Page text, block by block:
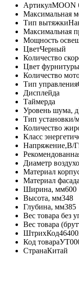
АртикулMOON
Максимальная
Тип вытяжки
Максимальная
Мощность
ЦветЧерный
Количество
Цвет фурнитуры
Количество
Тип управления
Дисплейда
Таймерда
Уровень шума,
Тип установки/
Количество
Класс
Напряжение,В/
Диаметр
Материал
Материал фасада
Ширина, мм600
Высота, мм348
Глубина, мм385
Вес товара без
Вес товара
ШтрихКод
Код товара
СтранаКитай